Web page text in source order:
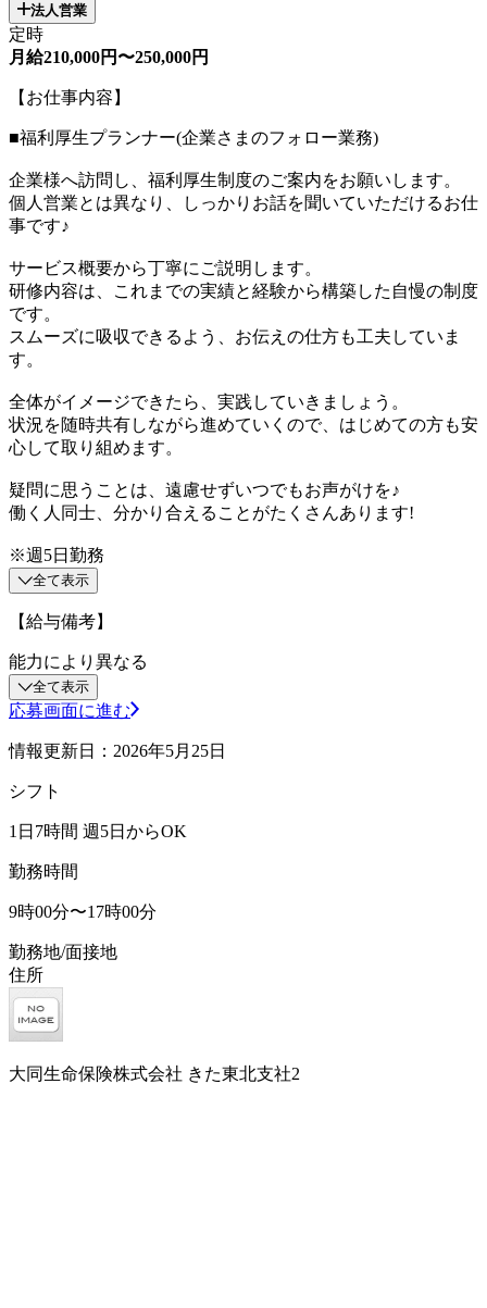
法人営業
定時
月給210,000円〜250,000円
【お仕事内容】
■福利厚生プランナー(企業さまのフォロー業務)
企業様へ訪問し、福利厚生制度のご案内をお願いします。
個人営業とは異なり、しっかりお話を聞いていただけるお仕
事です♪
サービス概要から丁寧にご説明します。
研修内容は、これまでの実績と経験から構築した自慢の制度
です。
スムーズに吸収できるよう、お伝えの仕方も工夫していま
す。
全体がイメージできたら、実践していきましょう。
状況を随時共有しながら進めていくので、はじめての方も安
心して取り組めます。
疑問に思うことは、遠慮せずいつでもお声がけを♪
働く人同士、分かり合えることがたくさんあります!
※週5日勤務
全て表示
【給与備考】
能力により異なる
全て表示
応募画面に進む
情報更新日：2026年5月25日
シフト
1日7時間 週5日からOK
勤務時間
9時00分〜17時00分
勤務地/面接地
住所
大同生命保険株式会社 きた東北支社2